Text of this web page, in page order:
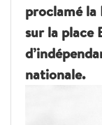
proclamé la
sur la place
nationale.